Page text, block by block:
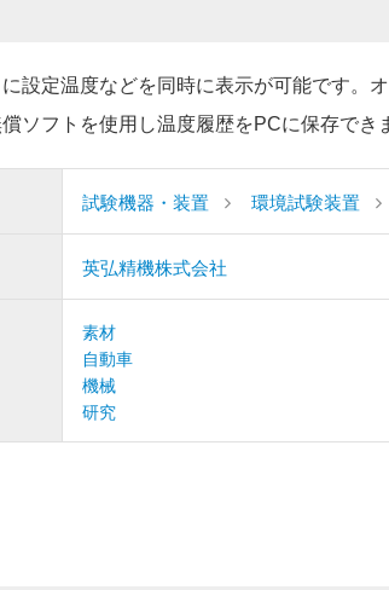
設定温度などを同時に表示が可能です。
ソフトを使用し温度履歴をPCに保存でき
試験機器・装置 環境試験装置
英弘精機株式会社
素材
自動車
機械
研究